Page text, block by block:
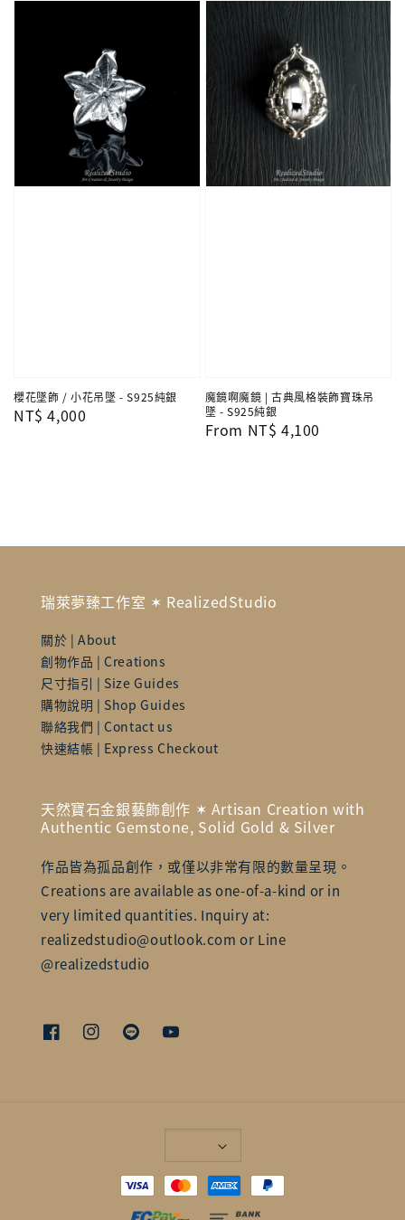
櫻花墜飾 / 小花吊墜 - S925純銀
Regular
NT$ 4,000
魔鏡啊魔鏡 | 古典風格裝飾寶珠吊
墜 - S925純銀
Regular
From NT$ 4,100
瑞萊夢臻工作室 ✶ RealizedStudio
關於 | About
創物作品 | Creations
尺寸指引 | Size Guides
購物說明 | Shop Guides
聯絡我們 | Contact us
快速結帳 | Express Checkout
天然寶石金銀藝飾創作 ✶ Artisan Creation with
Authentic Gemstone, Solid Gold & Silver
作品皆為孤品創作，或僅以非常有限的數量呈現。
Creations are available as one-of-a-kind or in
very limited quantities. Inquiry at:
realizedstudio@outlook.com or Line
@realizedstudio